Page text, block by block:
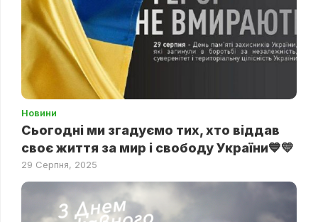
Новини
Сьогодні ми згадуємо тих, хто віддав
своє життя за мир і свободу України💙💛
29 Серпня, 2025